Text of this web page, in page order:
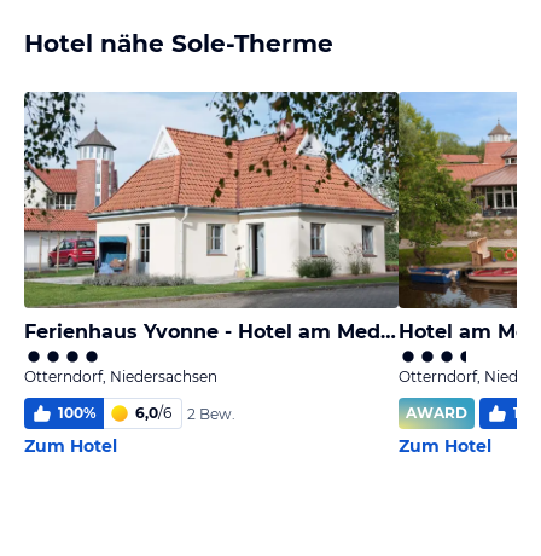
Hotel nähe Sole-Therme
Ferienhaus Yvonne - Hotel am MedemUfer
Otterndorf, Niedersachsen
100% 6,0/6 2 Bew.
Zum Hotel
Hotel am
Otterndorf,
AWARD
100
Zum Hotel